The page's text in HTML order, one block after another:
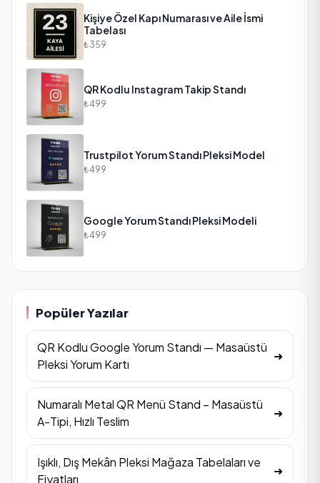
Kişiye Özel Kapı Numarası ve Aile İsmi
Tabelası
₺359
QR Kodlu Instagram Takip Standı
₺499
Trustpilot Yorum Standı Pleksi Model
₺499
Google Yorum Standı Pleksi Modeli
₺499
Popüler Yazılar
QR Kodlu Google Yorum Standı — Masaüstü
Pleksi Yorum Kartı
➜
Numaralı Metal QR Menü Stand – Masaüstü
A-Tipi, Hızlı Teslim
➜
Işıklı, Dış Mekân Pleksi Mağaza Tabelaları ve
Fiyatları
➜